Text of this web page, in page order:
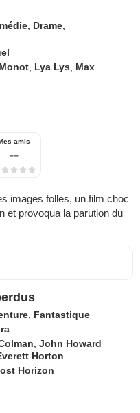
Drame
Lya Lys
Max
amis
--
images folles, un film choc
et provoqua la parution du
Fantastique
,John Howard
Horton
Horizon